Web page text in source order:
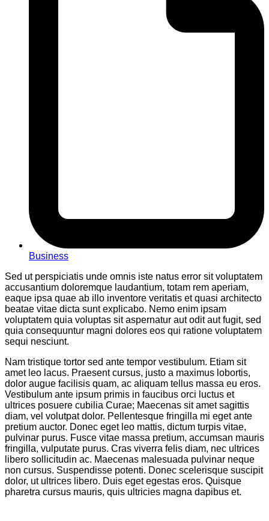
Business
Sed ut perspiciatis unde omnis iste natus error sit voluptatem
accusantium doloremque laudantium, totam rem aperiam,
eaque ipsa quae ab illo inventore veritatis et quasi architecto
beatae vitae dicta sunt explicabo. Nemo enim ipsam
voluptatem quia voluptas sit aspernatur aut odit aut fugit, sed
quia consequuntur magni dolores eos qui ratione voluptatem
sequi nesciunt.
Nam tristique tortor sed ante tempor vestibulum. Etiam sit
amet leo lacus. Praesent cursus, justo a maximus lobortis,
dolor augue facilisis quam, ac aliquam tellus massa eu eros.
Vestibulum ante ipsum primis in faucibus orci luctus et
ultrices posuere cubilia Curae; Maecenas sit amet sagittis
diam, vel volutpat dolor. Pellentesque fringilla mi eget ante
pretium auctor. Donec eget leo mattis, dictum turpis vitae,
pulvinar purus. Fusce vitae massa pretium, accumsan mauris
fringilla, vulputate purus. Cras viverra felis diam, nec ultrices
libero sollicitudin ac. Maecenas malesuada pulvinar neque
non cursus. Suspendisse potenti. Donec scelerisque suscipit
dolor, ut ultrices libero. Duis eget egestas eros. Quisque
pharetra cursus mauris, quis ultricies magna dapibus et.